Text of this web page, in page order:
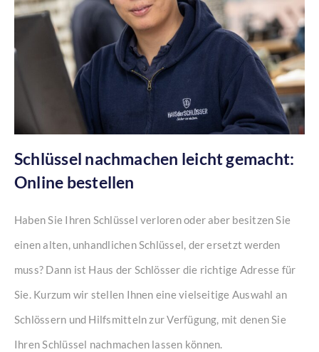
Schlüssel nachmachen leicht gemacht:
Online bestellen
Haben Sie Ihren Schlüssel verloren oder aber besitzen Sie
einen alten, unhandlichen Schlüssel, der ersetzt werden
muss? Dann ist Haus der Schlösser die richtige Adresse für
Sie. Kurzum wir stellen Ihnen eine vielseitige Auswahl an
Schlössern und Hilfsmitteln zur Verfügung, mit denen Sie
Ihren Schlüssel nachmachen lassen können.